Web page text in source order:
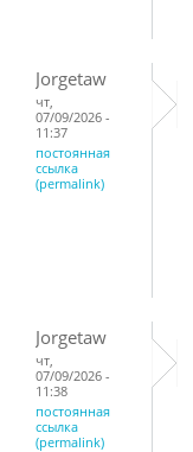
Jorgetaw
чт,
07/09/2026 -
11:37
постоянная
ссылка
(permalink)
Jorgetaw
чт,
07/09/2026 -
11:38
постоянная
ссылка
(permalink)